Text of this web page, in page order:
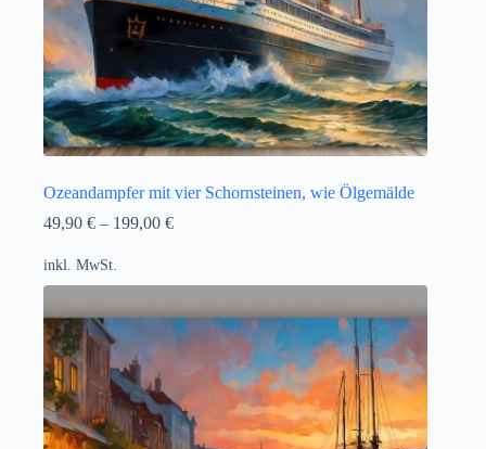
Ozeandampfer mit vier Schornsteinen, wie Ölgemälde
49,90 € – 199,00 €
inkl. MwSt.